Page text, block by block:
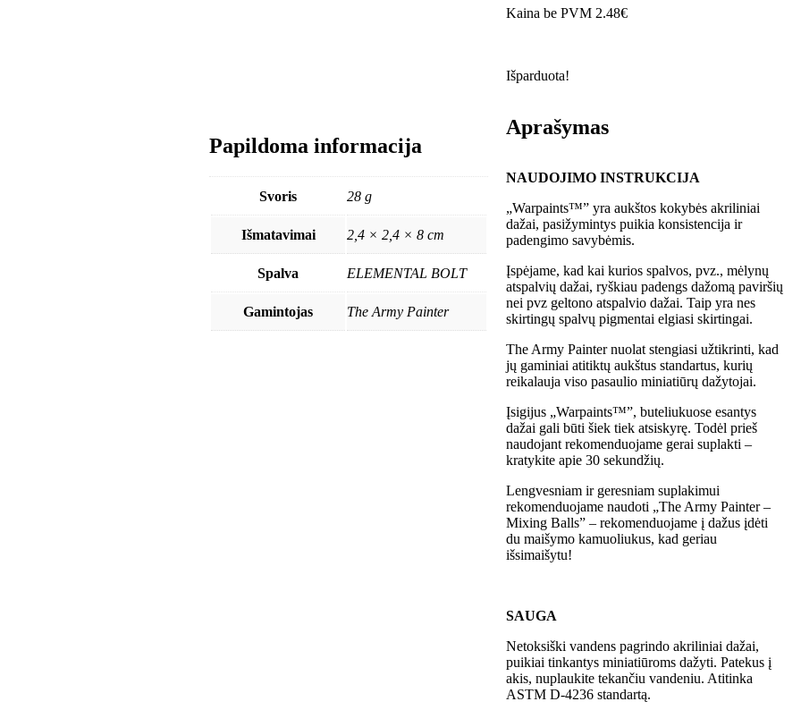
Kaina be PVM 2.48€
Išparduota!
Papildoma informacija
Svoris 28 g
Išmatavimai 2,4 × 2,4 × 8 cm
Spalva ELEMENTAL BOLT
Gamintojas The Army Painter
Aprašymas
NAUDOJIMO INSTRUKCIJA
„Warpaints™” yra aukštos kokybės akriliniai
dažai, pasižymintys puikia konsistencija ir
padengimo savybėmis.
Įspėjame, kad kai kurios spalvos, pvz., mėlynų
atspalvių dažai, ryškiau padengs dažomą paviršių
nei pvz geltono atspalvio dažai. Taip yra nes
skirtingų spalvų pigmentai elgiasi skirtingai.
The Army Painter nuolat stengiasi užtikrinti, kad
jų gaminiai atitiktų aukštus standartus, kurių
reikalauja viso pasaulio miniatiūrų dažytojai.
Įsigijus „Warpaints™”, buteliukuose esantys
dažai gali būti šiek tiek atsiskyrę. Todėl prieš
naudojant rekomenduojame gerai suplakti –
kratykite apie 30 sekundžių.
Lengvesniam ir geresniam suplakimui
rekomenduojame naudoti „The Army Painter –
Mixing Balls” – rekomenduojame į dažus įdėti
du maišymo kamuoliukus, kad geriau
išsimaišytu!
SAUGA
Netoksiški vandens pagrindo akriliniai dažai,
puikiai tinkantys miniatiūroms dažyti. Patekus į
akis, nuplaukite tekančiu vandeniu. Atitinka
ASTM D-4236 standartą.